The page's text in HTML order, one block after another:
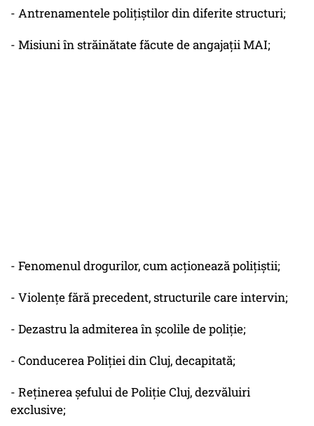
- Antrenamentele polițiștilor din diferite structuri;
- Misiuni în străinătate făcute de angajații MAI;
- Fenomenul drogurilor, cum acționează polițiștii;
- Violențe fără precedent, structurile care intervin;
- Dezastru la admiterea în școlile de poliție;
- Conducerea Poliției din Cluj, decapitată;
- Reținerea șefului de Poliție Cluj, dezvăluiri
exclusive;